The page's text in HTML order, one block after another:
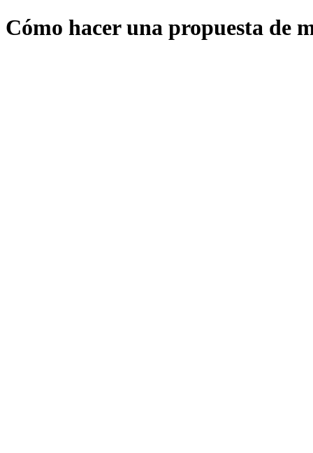
Cómo hacer una propuesta de